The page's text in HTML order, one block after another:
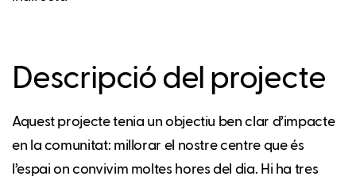
Descripció del projecte
Aquest projecte tenia un objectiu ben clar d’impacte
en la comunitat: millorar el nostre centre que és
l’espai on convivim moltes hores del dia. Hi ha tres